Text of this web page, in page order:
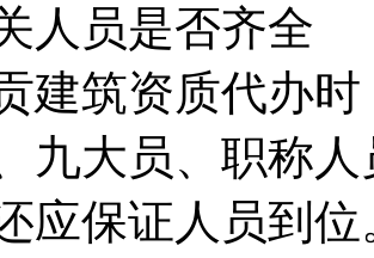
人员是否齐全
建筑资质代办
九大员、职称
应保证人员到